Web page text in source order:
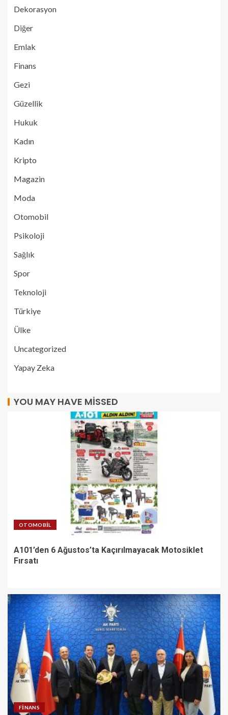
Dekorasyon
Diğer
Emlak
Finans
Gezi
Güzellik
Hukuk
Kadın
Kripto
Magazin
Moda
Otomobil
Psikoloji
Sağlık
Spor
Teknoloji
Türkiye
Ülke
Uncategorized
Yapay Zeka
YOU MAY HAVE MISSED
OTOMOBIL
A101’den 6 Ağustos’ta Kaçırılmayacak Motosiklet
Fırsatı
FINANS